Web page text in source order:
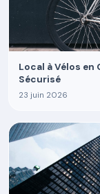
Local à Vélos
Sécurisé
23 juin 2026